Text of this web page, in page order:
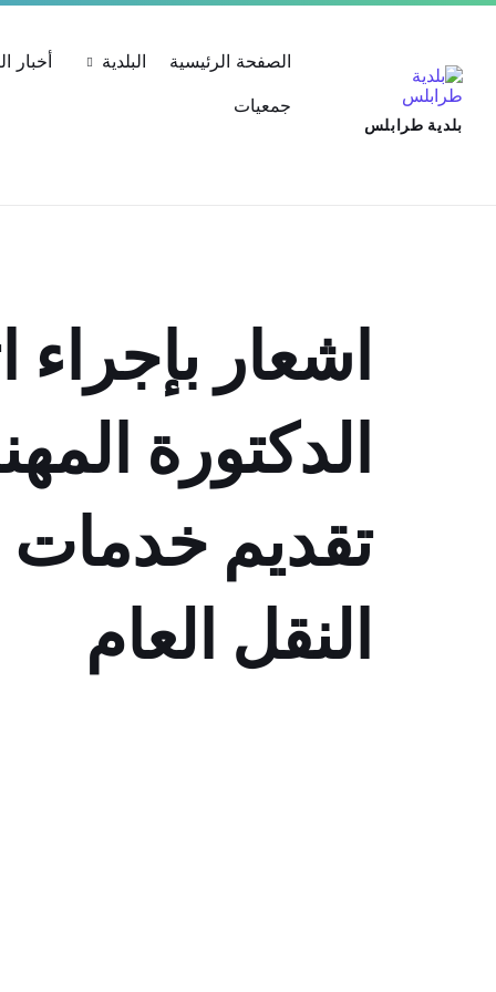
Skip
Skip
navigation
Skip
بلدية طرابلس
الصفحة الرئيسية البلدية أخبار
جمعيات
اشعار
الدكتورة
تقديم
النقل العام